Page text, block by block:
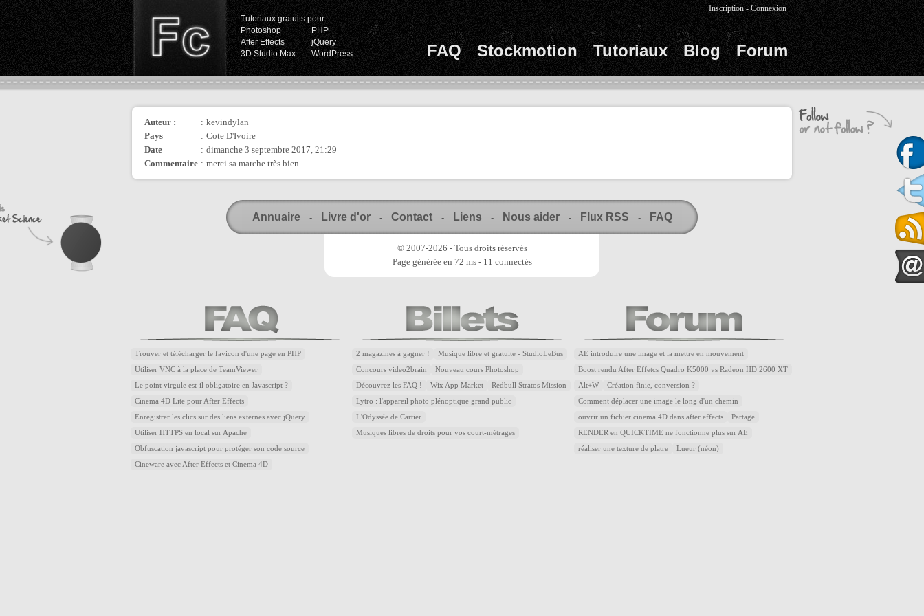
Tutoriaux gratuits pour :
Photoshop
PHP
After Effects
jQuery
3D Studio Max
WordPress FAQ Stockmotion Tutoriaux Blog Forum
Inscription -Connexion
Auteur : : kevindylan
Pays
: Cote D'Ivoire
Date
: dimanche 3 septembre 2017, 21:29
Commentaire : merci sa marche très bien
Annuaire - Livre d'or - Contact - Liens - Nous aider - Flux RSS - FAQ
© 2007-2026 - Tous droits réservés
Page générée en 72 ms - 11 connectés
Trouver et télécharger le favicon d'une page en PHP
Utiliser VNC à la place de TeamViewer
Le point virgule est-il obligatoire en Javascript ?
Cinema 4D Lite pour After Effects
Enregistrer les clics sur des liens externes avec jQuery
Utiliser HTTPS en local sur Apache
Obfuscation javascript pour protéger son code source
Cineware avec After Effects et Cinema 4D
2 magazines à gagner ! Musique libre et gratuite - StudioLeBus
Concours video2brain Nouveau cours Photoshop
Découvrez les FAQ ! Wix App Market Redbull Stratos Mission
Lytro : l'appareil photo plénoptique grand public
L'Odyssée de Cartier
Musiques libres de droits pour vos court-métrages
AE introduire une image et la mettre en mouvement
Boost rendu After Effetcs Quadro K5000 vs Radeon HD 2600 XT
Alt+W Création finie, conversion ?
Comment déplacer une image le long d'un chemin
ouvrir un fichier cinema 4D dans after effects Partage
RENDER en QUICKTIME ne fonctionne plus sur AE
réaliser une texture de platre Lueur (néon)